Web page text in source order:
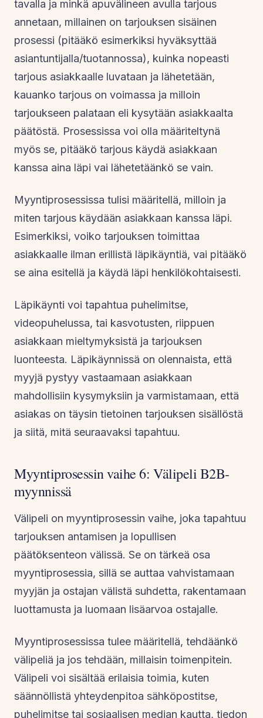
tavalla ja minkä apuvälineen avulla tarjous
annetaan, millainen on tarjouksen sisäinen
prosessi (pitääkö esimerkiksi hyväksyttää
asiantuntijalla/tuotannossa), kuinka nopeasti
tarjous asiakkaalle luvataan ja lähetetään,
kauanko tarjous on voimassa ja milloin
tarjoukseen palataan eli kysytään asiakkaalta
päätöstä. Prosessissa voi olla määriteltynä
myös se, pitääkö tarjous käydä asiakkaan
kanssa aina läpi vai lähetetäänkö se vain.
Myyntiprosessissa tulisi määritellä, milloin ja
miten tarjous käydään asiakkaan kanssa läpi.
Esimerkiksi, voiko tarjouksen toimittaa
asiakkaalle ilman erillistä läpikäyntiä, vai pitääkö
se aina esitellä ja käydä läpi henkilökohtaisesti.
Läpikäynti voi tapahtua puhelimitse,
videopuhelussa, tai kasvotusten, riippuen
asiakkaan mieltymyksistä ja tarjouksen
luonteesta. Läpikäynnissä on olennaista, että
myyjä pystyy vastaamaan asiakkaan
mahdollisiin kysymyksiin ja varmistamaan, että
asiakas on täysin tietoinen tarjouksen sisällöstä
ja siitä, mitä seuraavaksi tapahtuu.
Myyntiprosessin vaihe 6: Välipeli B2B-
myynnissä
Välipeli on myyntiprosessin vaihe, joka tapahtuu
tarjouksen antamisen ja lopullisen
päätöksenteon välissä. Se on tärkeä osa
myyntiprosessia, sillä se auttaa vahvistamaan
myyjän ja ostajan välistä suhdetta, rakentamaan
luottamusta ja luomaan lisäarvoa ostajalle.
Myyntiprosessissa tulee määritellä, tehdäänkö
välipeliä ja jos tehdään, millaisin toimenpitein.
Välipeli voi sisältää erilaisia toimia, kuten
säännöllistä yhteydenpitoa sähköpostitse,
puhelimitse tai sosiaalisen median kautta, tiedon